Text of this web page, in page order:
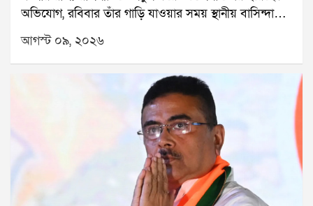
অভিযোগ, রবিবার তাঁর গাড়ি যাওয়ার সময় স্থানীয় বাসিন্দাদের
একাংশ বিক্ষোভ দেখান। সেই সময় গাড়ি লক্ষ্য করে কাদা ও
জুতো ছোড়া হয় বলেও অভিযোগ ওঠে। মমতাকে লক্ষ্য করে
চোর স্লোগানও দেওয়া হয় বলে দাবি।পানিহাটিতে তিলোত্তমার
মৃত্যুবার্ষিকীর অনুষ্ঠানে গিয়ে এই ঘটনা নিয়ে মুখ খুলেছেন
মুখ্যমন্ত্রী শুভেন্দু অধিকারী। তাঁর দাবি, মমতা বন্দ্যোপাধ্যায়ের
নিরাপত্তার জন্য পুলিশ যথেষ্ট ব্যবস্থা করেছিল। টেলিভিশনের
ছবিতে তিনি এক জন সিনিয়র পুলিশ আধিকারিকের নেতৃত্বে
পুলিশকর্মীদের নিরাপত্তা দিতে দেখেছেন বলেও জানান
শুভেন্দু।শুভেন্দুর আরও দাবি, ঘটনাস্থলে বিজেপির কোনও
পরিচিত মুখ বা দলীয় পতাকা তিনি দেখতে পাননি। একই
আগস্ট ০৯, ২০২৬